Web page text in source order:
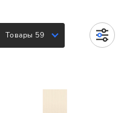
Товары 59